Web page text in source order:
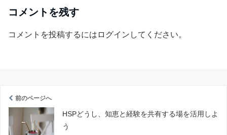
コメントを残す
コメントを投稿するには ログイン してください。
前のページへ
HSPどうし、知恵と経験を共有する場を活用しよ
う